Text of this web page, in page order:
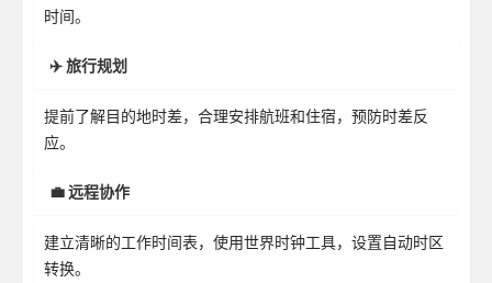
时间。
✈️ 旅行规划
提前了解目的地时差，合理安排航班和住宿，预防时差反
应。
💼 远程协作
建立清晰的工作时间表，使用世界时钟工具，设置自动时区
转换。